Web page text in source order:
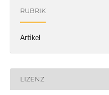
RUBRIK
Artikel
LIZENZ